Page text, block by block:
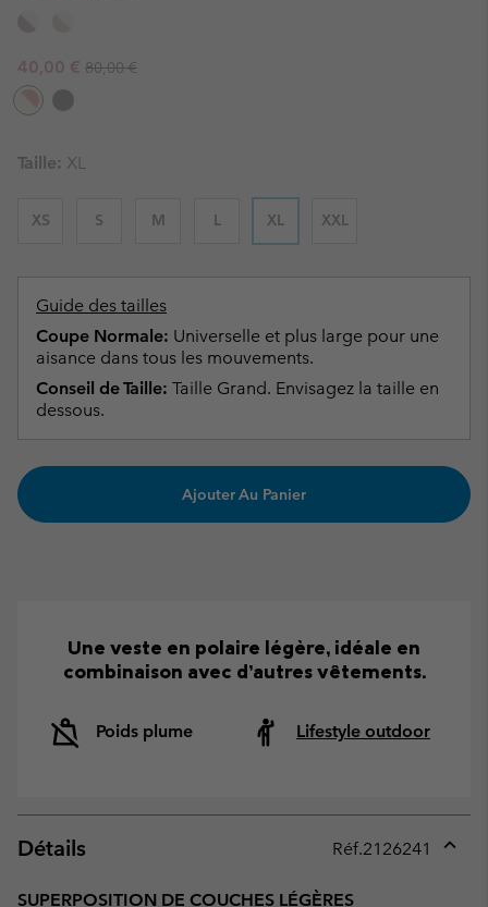
Sale price:
40,00 € Regular price:
80,00 €
Taille: XL
XS S M L XL XXL
Guide des tailles
Coupe Normale: Universelle et plus large pour une
aisance dans tous les mouvements.
Conseil de Taille: Taille Grand. Envisagez la taille en
dessous.
Ajouter Au Panier
Une veste en polaire légère, idéale en
combinaison avec d’autres vêtements.
Poids plume Lifestyle outdoor
Détails Réf.2126241
SUPERPOSITION DE COUCHES LÉGÈRES